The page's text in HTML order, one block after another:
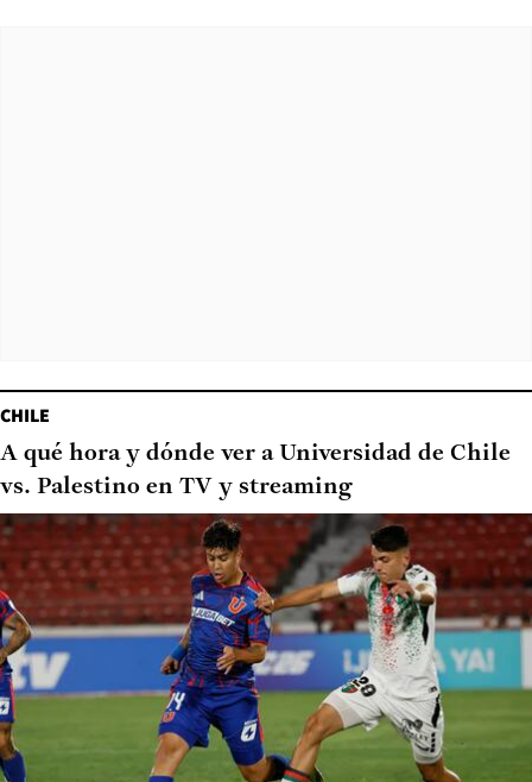
CHILE
A qué hora y dónde ver a Universidad de Chile
vs. Palestino en TV y streaming